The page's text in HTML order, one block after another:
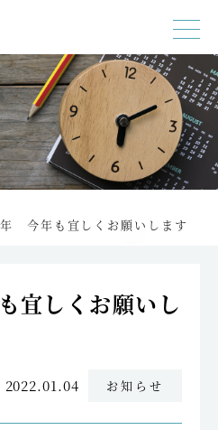
　今年も宜しくお願いします
しくお願いし
2022.01.04 お知らせ